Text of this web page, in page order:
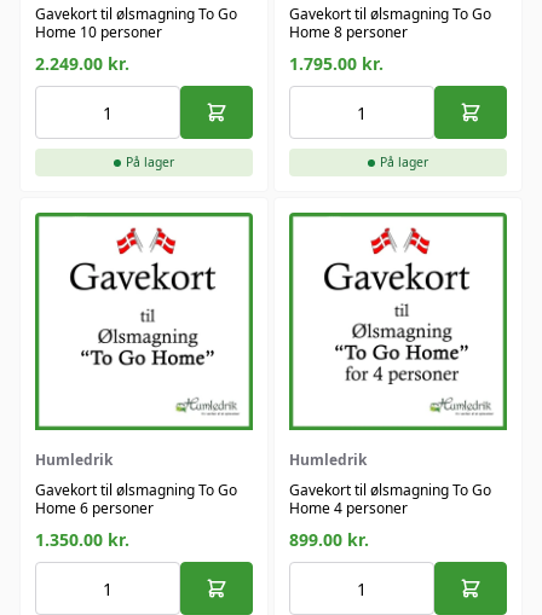
Gavekort til ølsmagning To Go
Home 10 personer
2.249.00 kr.
På lager
Gavekort til ølsmagning To Go
Home 8 personer
1.795.00 kr.
På lager
Humledrik
Gavekort til ølsmagning To Go
Home 6 personer
1.350.00 kr.
Humledrik
Gavekort til ølsmagning To Go
Home 4 personer
899.00 kr.